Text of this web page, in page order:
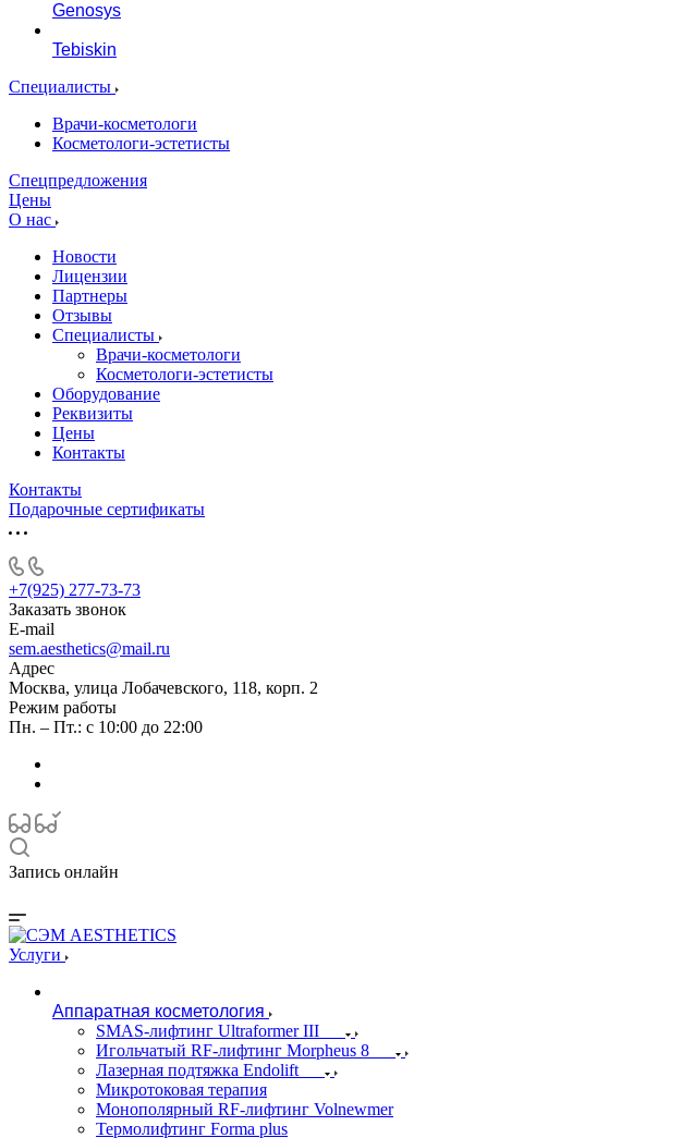
Genosys
Tebiskin
Специалисты
Врачи-косметологи
Косметологи-эстетисты
Спецпредложения
Цены
О нас
Новости
Лицензии
Партнеры
Отзывы
Специалисты
Врачи-косметологи
Косметологи-эстетисты
Оборудование
Реквизиты
Цены
Контакты
Контакты
Подарочные сертификаты
+7(925) 277-73-73
Заказать звонок
E-mail
sem.aesthetics@mail.ru
Адрес
Москва, улица Лобачевского, 118, корп. 2
Режим работы
Пн. – Пт.: с 10:00 до 22:00
Запись онлайн
Услуги
Аппаратная косметология
SMAS-лифтинг Ultraformer III
Игольчатый RF-лифтинг Morpheus 8
Лазерная подтяжка Endolift
Микротоковая терапия
Монополярный RF-лифтинг Volnewmer
Термолифтинг Forma plus